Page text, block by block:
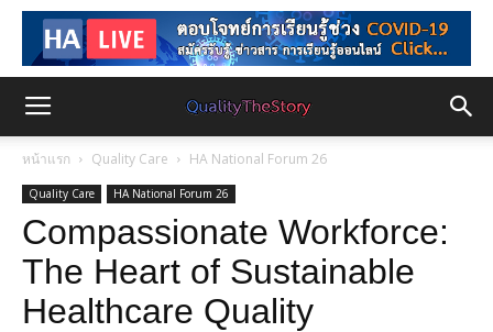
หน้าแรก Quality Care HA National Forum 26
Quality Care HA National Forum 26
Compassionate Workforce:
The Heart of Sustainable
Healthcare Quality